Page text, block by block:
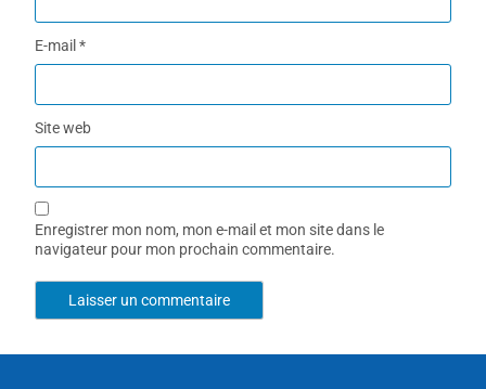
E-mail*
Site web
Enregistrer mon nom, mon e-mail et mon site dans le
navigateur pour mon prochain commentaire.